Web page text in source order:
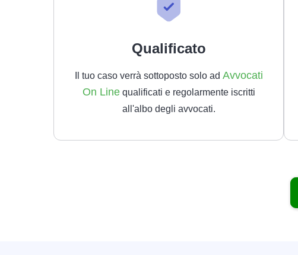
Qualificato
Il tuo caso verrà sottoposto solo ad Avvocati
On Line qualificati e regolarmente iscritti
all'albo degli avvocati.